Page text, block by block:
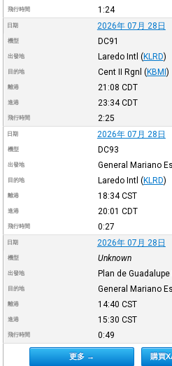
飛行時間 1:24
日期 2026年 07月 28日
機型 DC91
出發地 Laredo Intl (KLRD)
目的地 Cent II Rgnl (KBMI)
離港 21:08 CDT
進港 23:34CDT
飛行時間 2:25
日期 2026年 07月 28日
機型 DC93
出發地 General Mariano
目的地 Laredo Intl (KLRD)
離港 18:34CST
進港 20:01 CDT
飛行時間 0:27
日期 2026年 07月 28日
機型 Unknown
出發地 Plan de Guadalupe
目的地 General Mariano
離港 14:40 CST
進港 15:30 CST
飛行時間 0:49
更多 → 購買